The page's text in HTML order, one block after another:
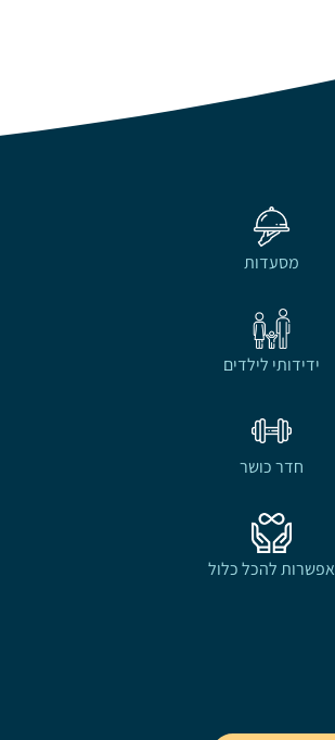
מסעדות
ידידותי לילדים
חדר כושר
אפשרות להכל כלול